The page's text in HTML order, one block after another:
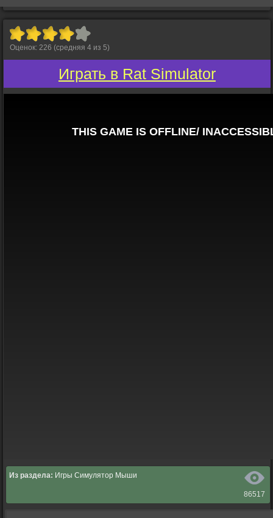
Оценок: 226 (средняя 4 из 5)
Играть в Rat Simulator
86517
Из раздела: Игры Симулятор Мыши